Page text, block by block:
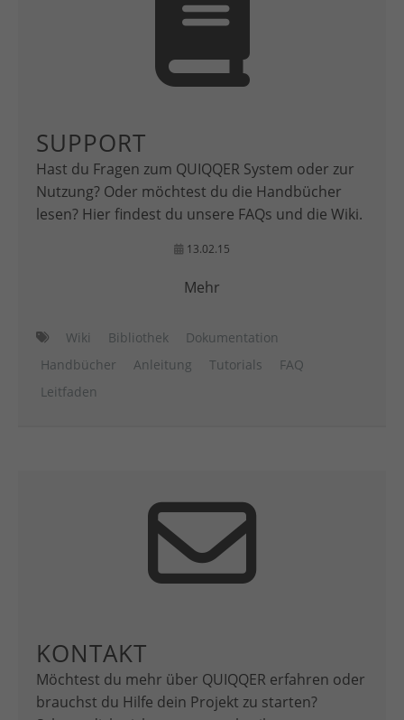
SUPPORT
Hast du Fragen zum QUIQQER System oder zur
Nutzung? Oder möchtest du die Handbücher
lesen? Hier findest du unsere FAQs und die Wiki.
13.02.15
Mehr
Wiki Bibliothek
Dokumentation
Handbücher
Anleitung Tutorials
FAQ
Leitfaden
KONTAKT
Möchtest du mehr über QUIQQER erfahren oder
brauchst du Hilfe dein Projekt zu starten?